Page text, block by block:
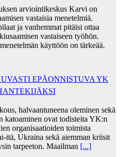
arviointikeskus Karvi on
vastaisia menetelmiä.
ja vanhemmat pitäisi ottaa
vastaiseen työhön.
käyttöön on tärkeää.
EPÄONNISTUVA YK
halvaantuneena oleminen sekä
katoaminen ovat todisteita YK:n
organisaatioiden toimista
itä, Ukraina sekä aiemman kriisit
tarpeeton. Maailman [...]